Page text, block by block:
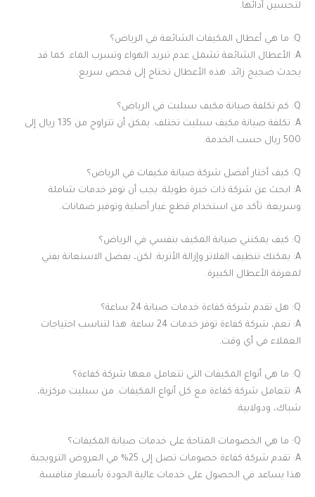
لتحسين أدائها.
Q: ما هي أعطال المكيفات الشائعة في الرياض؟
A: الأعطال الشائعة تشمل عدم تبريد الهواء وتسرب الماء. كما قد
يحدث ضجيج زائد. هذه الأعطال تحتاج إلى فحص سريع.
Q: كم تكلفة صيانة مكيف سبليت في الرياض؟
A: تكلفة صيانة مكيف سبليت تختلف. يمكن أن تتراوح من 135 ريال إلى
500 ريال حسب الخدمة.
Q: كيف أختار أفضل شركة صيانة مكيفات في الرياض؟
A: ابحث عن شركة ذات خبرة طويلة. يجب أن توفر خدمات شاملة
وسريعة. تأكد من استخدام قطع غيار أصلية وتوفير ضمانات.
Q: كيف يمكنني صيانة المكيف بنفسي في الرياض؟
A: يمكنك تنظيف الفلاتر وإزالة الأتربة. لكن، يفضل الاستعانة بفني
لمعرفة الأعطال الكبيرة.
Q: هل تقدم شركة كفاءة خدمات صيانة 24 ساعة؟
A: نعم، شركة كفاءة توفر خدمات 24 ساعة. هذا لتناسب احتياجات
العملاء في أي وقت.
Q: ما هي أنواع المكيفات التي تتعامل معها شركة كفاءة؟
A: تتعامل شركة كفاءة مع كل أنواع المكيفات. من سبليت مركزية،
شباك، ودولابية.
Q: ما هي الخصومات المتاحة على خدمات صيانة المكيفات؟
A: تقدم شركة كفاءة خصومات تصل إلى 25% في العروض الترويجية.
هذا يساعد في الحصول على خدمات عالية الجودة بأسعار منافسة.